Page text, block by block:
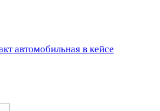
автомобильная в кейсе